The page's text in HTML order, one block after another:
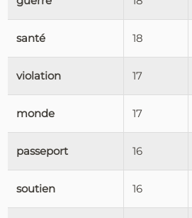
santé 18
violation 17
monde 17
passeport 16
soutien 16